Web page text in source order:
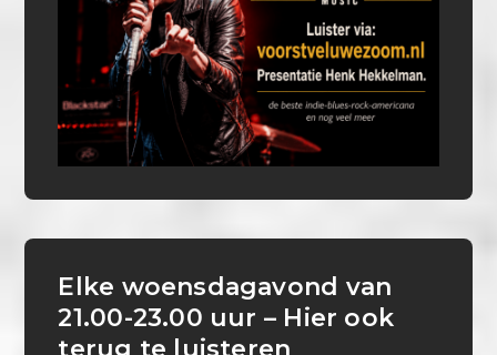
Elke woensdagavond van
21.00-23.00 uur – Hier ook
terug te luisteren